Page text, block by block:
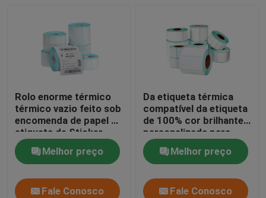
Rolo enorme térmico
térmico vazio feito sob
encomenda de papel de
etiqueta de Sticker
Label Roll 4x6 da
impressoraMelhor preço
Fale Conosco
Da etiqueta térmica
compatível da etiqueta
de 100% cor brilhante
personalizada para
impressoras da
etiquetaMelhor preço
Fale Conosco